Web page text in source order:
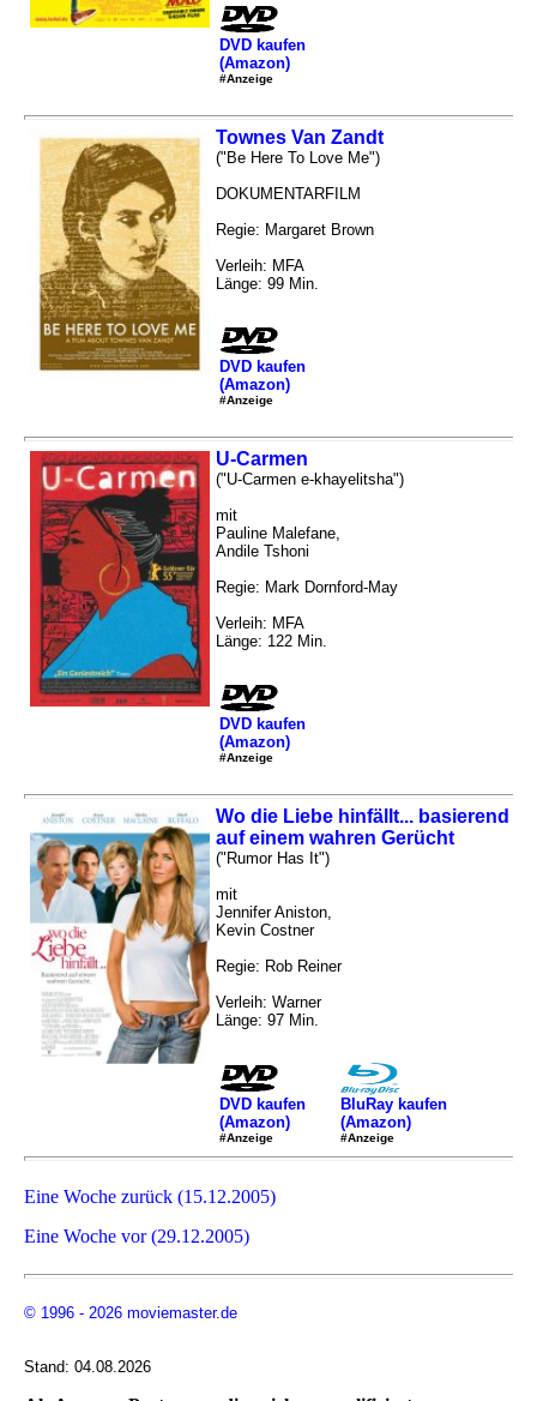
DVD kaufen
(Amazon)
#Anzeige
Townes Van Zandt
("Be Here To Love Me")
DOKUMENTARFILM
Regie: Margaret Brown
Verleih: MFA
Länge: 99 Min.
DVD kaufen
(Amazon)
#Anzeige
U-Carmen
("U-Carmen e-khayelitsha")
mit
Pauline Malefane,
Andile Tshoni
Regie: Mark Dornford-May
Verleih: MFA
Länge: 122 Min.
DVD kaufen
(Amazon)
#Anzeige
Wo die Liebe hinfällt... basierend
auf einem wahren Gerücht
("Rumor Has It")
mit
Jennifer Aniston,
Kevin Costner
Regie: Rob Reiner
Verleih: Warner
Länge: 97 Min.
DVD kaufen
(Amazon)
#Anzeige
BluRay kaufen
(Amazon)
#Anzeige
Eine Woche zurück (15.12.2005)
Eine Woche vor (29.12.2005)
© 1996 - 2026 moviemaster.de
Stand: 04.08.2026